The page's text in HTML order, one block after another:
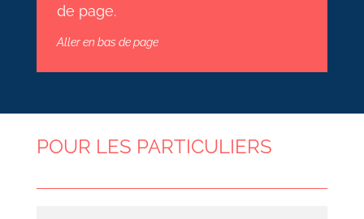
de page.
Aller en bas de page
POUR LES PARTICULIERS